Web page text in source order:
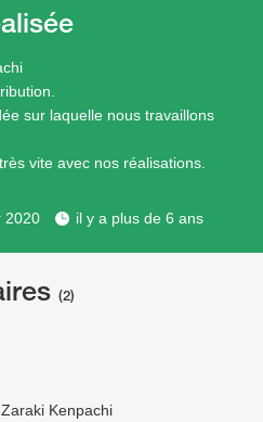
sur laquelle nous travaillons
vite avec nos réalisations.
2020 il y a plus de 6 ans
(2)
Kenpachi